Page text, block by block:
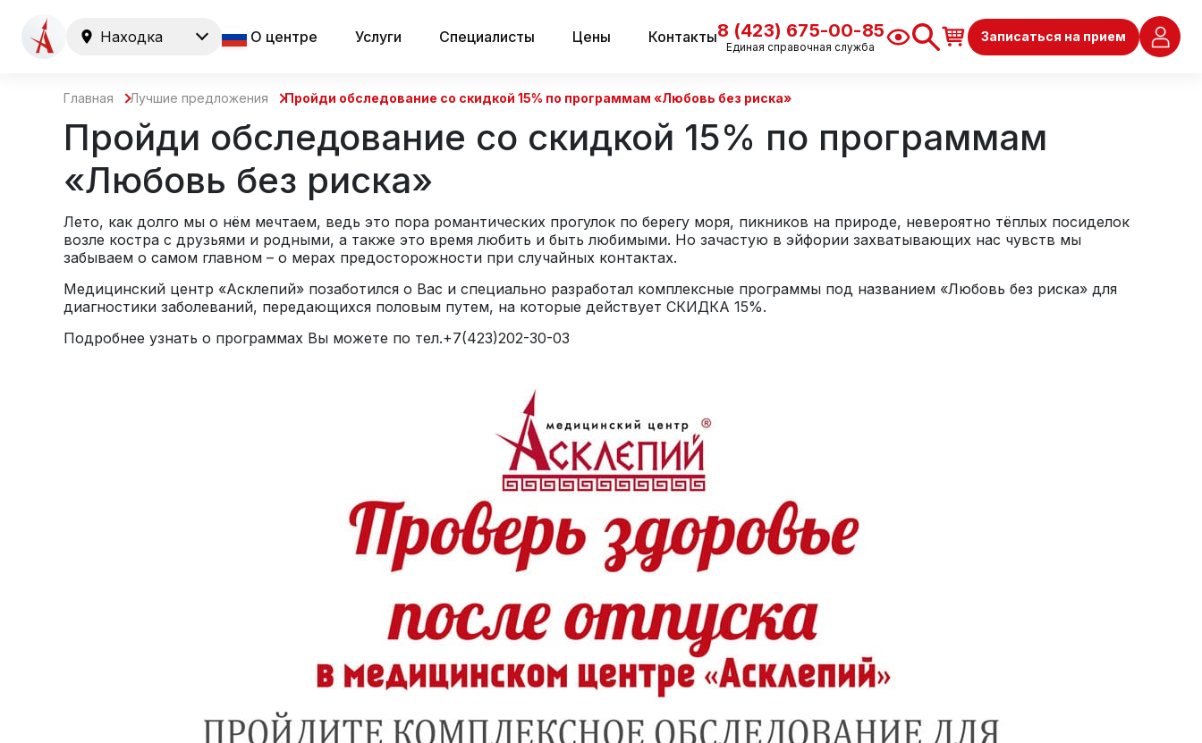
Находка О центре Услуги Специалисты Цены Контакты8 (423) 675-00-85
Единая справочная служба
Записаться на прием
Главная Лучшие предложения Пройди обследование со скидкой 15% по программам «Любовь без риска»
Пройди обследование со скидкой 15% по программам
«Любовь без риска»
Лето, как долго мы о нём мечтаем, ведь это пора романтических прогулок по берегу моря, пикников на природе, невероятно тёплых посиделок
возле костра с друзьями и родными, а также это время любить и быть любимыми. Но зачастую в эйфории захватывающих нас чувств мы
забываем о самом главном – о мерах предосторожности при случайных контактах.
Медицинский центр «Асклепий» позаботился о Вас и специально разработал комплексные программы под названием «Любовь без риска» для
диагностики заболеваний, передающихся половым путем, на которые действует СКИДКА 15%.
Подробнее узнать о программах Вы можете по тел.+7(423)202-30-03